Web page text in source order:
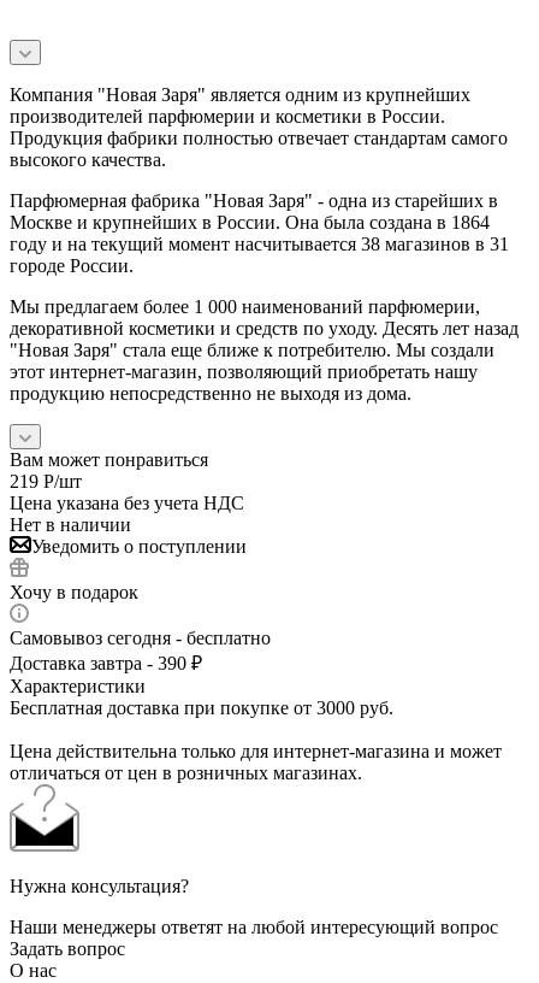
Компания "Новая Заря" является одним из крупнейших
производителей парфюмерии и косметики в России.
Продукция фабрики полностью отвечает стандартам самого
высокого качества.
Парфюмерная фабрика "Новая Заря" - одна из старейших в
Москве и крупнейших в России. Она была создана в 1864
году и на текущий момент насчитывается 38 магазинов в 31
городе России.
Мы предлагаем более 1 000 наименований парфюмерии,
декоративной косметики и средств по уходу. Десять лет назад
"Новая Заря" стала еще ближе к потребителю. Мы создали
этот интернет-магазин, позволяющий приобретать нашу
продукцию непосредственно не выходя из дома.
Вам может понравиться
219 Р/шт
Цена указана без учета НДС
Нет в наличии
Уведомить о поступлении
Хочу в подарок
Самовывоз сегодня - бесплатно
Доставка завтра - 390 ₽
Характеристики
Бесплатная доставка при покупке от 3000 руб.
Цена действительна только для интернет-магазина и может
отличаться от цен в розничных магазинах.
Нужна консультация?
Наши менеджеры ответят на любой интересующий вопрос
Задать вопрос
О нас